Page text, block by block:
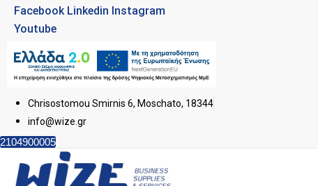
Facebook Linkedin Instagram
Youtube
Chrisostomou Smirnis 6, Moschato, 18344
info@wize.gr
2104900005